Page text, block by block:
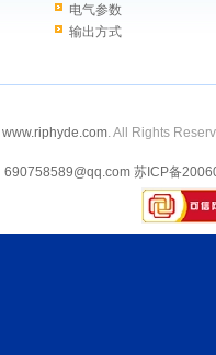
电气参数
输出方式
www.riphyde.com. All Rights
690758589@qq.com 苏ICP备